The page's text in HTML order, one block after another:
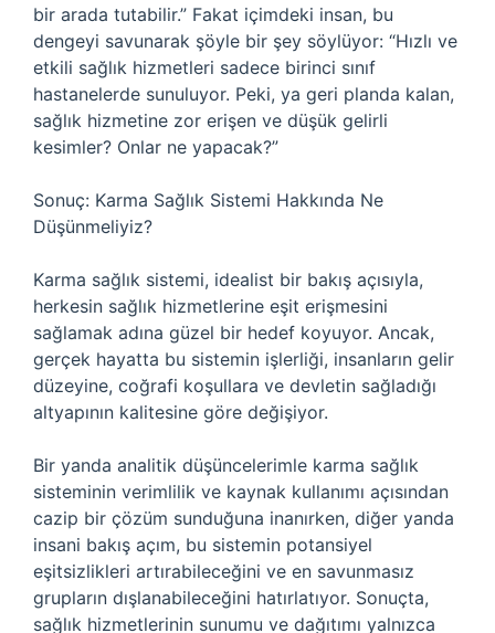
bir arada tutabilir.” Fakat içimdeki insan, bu
dengeyi savunarak şöyle bir şey söylüyor: “Hızlı ve
etkili sağlık hizmetleri sadece birinci sınıf
hastanelerde sunuluyor. Peki, ya geri planda kalan,
sağlık hizmetine zor erişen ve düşük gelirli
kesimler? Onlar ne yapacak?”
Sonuç: Karma Sağlık Sistemi Hakkında Ne
Düşünmeliyiz?
Karma sağlık sistemi, idealist bir bakış açısıyla,
herkesin sağlık hizmetlerine eşit erişmesini
sağlamak adına güzel bir hedef koyuyor. Ancak,
gerçek hayatta bu sistemin işlerliği, insanların gelir
düzeyine, coğrafi koşullara ve devletin sağladığı
altyapının kalitesine göre değişiyor.
Bir yanda analitik düşüncelerimle karma sağlık
sisteminin verimlilik ve kaynak kullanımı açısından
cazip bir çözüm sunduğuna inanırken, diğer yanda
insani bakış açım, bu sistemin potansiyel
eşitsizlikleri artırabileceğini ve en savunmasız
grupların dışlanabileceğini hatırlatıyor. Sonuçta,
sağlık hizmetlerinin sunumu ve dağıtımı yalnızca